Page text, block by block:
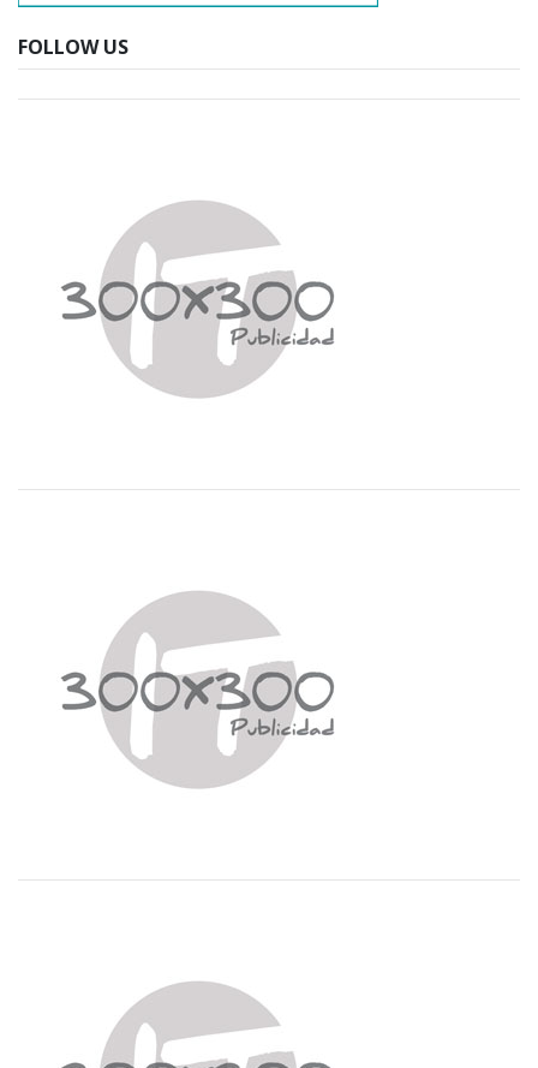
FOLLOW US